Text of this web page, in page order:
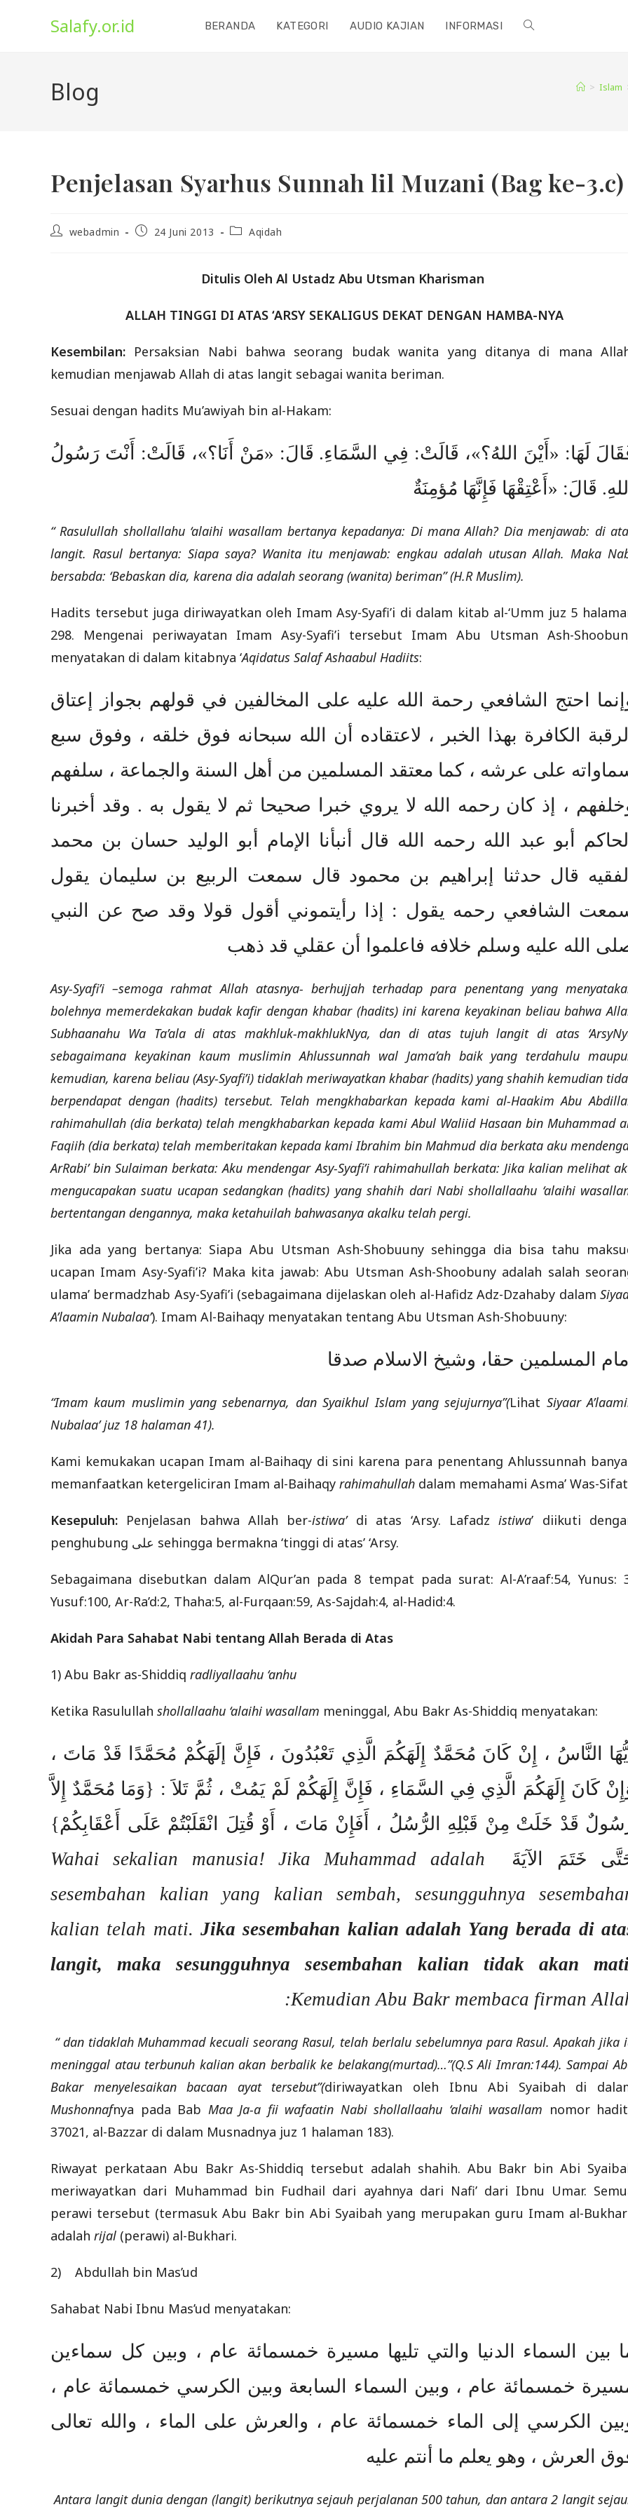
Salafy.or.id BERANDA KATEGORI AUDIO KAJIAN INFORMASI TOGGLE
Blog > Islam
Penjelasan Syarhus Sunnah lil Muzani (Bag ke-3.c)
Postwebadmin
Post24 Juni 2013
PostAqidah
Ditulis Oleh Al Ustadz Abu Utsman Kharisman
ALLAH TINGGI DI ATAS ‘ARSY SEKALIGUS DEKAT DENGAN HAMBA-NYA
Kesembilan: Persaksian Nabi bahwa seorang budak wanita yang ditanya di mana
kemudian menjawab Allah di atas langit sebagai wanita beriman.
Sesuai dengan hadits Mu’awiyah bin al-Hakam:
لَهَا: «أَيْنَ اللهُ؟»، قَالَتْ: فِي السَّمَاءِ. قَالَ: «مَنْ أَنَا؟»، قَالَتْ: أَنْتَ رَسُولُ
اللهِ. قَالَ: «أَعْتِقْهَا فَإِنَّهَا مُؤمِنَةٌ
“ Rasulullah shollallahu ‘alaihi wasallam bertanya kepadanya: Di mana Allah? Dia menjawab: di
langit. Rasul bertanya: Siapa saya? Wanita itu menjawab: engkau adalah utusan Allah. Maka
bersabda: ‘Bebaskan dia, karena dia adalah seorang (wanita) beriman” (H.R Muslim).
Hadits tersebut juga diriwayatkan oleh Imam Asy-Syafi’i di dalam kitab al-‘Umm juz 5
298. Mengenai periwayatan Imam Asy-Syafi’i tersebut Imam Abu Utsman Ash-
menyatakan di dalam kitabnya ‘Aqidatus Salaf Ashaabul Hadiits:
احتج الشافعي رحمة الله عليه على المخالفين في قولهم بجواز إعتاق
الرقبة الكافرة بهذا الخبر ، لاعتقاده أن الله سبحانه فوق خلقه ، وفوق سبع
على عرشه ، كما معتقد المسلمين من أهل السنة والجماعة ، سلفهم
، إذ كان رحمه الله لا يروي خبرا صحيحا ثم لا يقول به . وقد أخبرنا
الحاكم أبو عبد الله رحمه الله قال أنبأنا الإمام أبو الوليد حسان بن محمد
الفقيه قال حدثنا إبراهيم بن محمود قال سمعت الربيع بن سليمان يقول
الشافعي رحمه يقول : إذا رأيتموني أقول قولا وقد صح عن النبي
الله عليه وسلم خلافه فاعلموا أن عقلي قد ذهب
Asy-Syafi’i –semoga rahmat Allah atasnya- berhujjah terhadap para penentang yang
bolehnya memerdekakan budak kafir dengan khabar (hadits) ini karena keyakinan beliau bahwa
Subhaanahu Wa Ta’ala di atas makhluk-makhlukNya, dan di atas tujuh langit di atas
sebagaimana keyakinan kaum muslimin Ahlussunnah wal Jama’ah baik yang terdahulu
kemudian, karena beliau (Asy-Syafi’i) tidaklah meriwayatkan khabar (hadits) yang shahih kemudian
berpendapat dengan (hadits) tersebut. Telah mengkhabarkan kepada kami al-Haakim Abu
rahimahullah (dia berkata) telah mengkhabarkan kepada kami Abul Waliid Hasaan bin Muhammad
Faqiih (dia berkata) telah memberitakan kepada kami Ibrahim bin Mahmud dia berkata aku
ArRabi’ bin Sulaiman berkata: Aku mendengar Asy-Syafi’i rahimahullah berkata: Jika kalian melihat
mengucapakan suatu ucapan sedangkan (hadits) yang shahih dari Nabi shollallaahu ‘alaihi
bertentangan dengannya, maka ketahuilah bahwasanya akalku telah pergi.
Jika ada yang bertanya: Siapa Abu Utsman Ash-Shobuuny sehingga dia bisa tahu
ucapan Imam Asy-Syafi’i? Maka kita jawab: Abu Utsman Ash-Shoobuny adalah salah
ulama’ bermadzhab Asy-Syafi’i (sebagaimana dijelaskan oleh al-Hafidz Adz-Dzahaby dalam
A’laamin Nubalaa’). Imam Al-Baihaqy menyatakan tentang Abu Utsman Ash-Shobuuny:
إمام المسلمين حقا، وشيخ الاسلام صدقا
“Imam kaum muslimin yang sebenarnya, dan Syaikhul Islam yang sejujurnya”(Lihat Siyaar
Nubalaa’ juz 18 halaman 41).
Kami kemukakan ucapan Imam al-Baihaqy di sini karena para penentang Ahlussunnah
memanfaatkan ketergeliciran Imam al-Baihaqy rahimahullah dalam memahami Asma’ Was-
Kesepuluh: Penjelasan bahwa Allah ber-istiwa’ di atas ‘Arsy. Lafadzistiwa’ diikuti
penghubung على sehingga bermakna ‘tinggi di atas’ ‘Arsy.
Sebagaimana disebutkan dalam AlQur’an pada 8 tempat pada surat: Al-A’raaf:54, Yunus:
Yusuf:100, Ar-Ra’d:2, Thaha:5, al-Furqaan:59, As-Sajdah:4, al-Hadid:4.
Akidah Para Sahabat Nabi tentang Allah Berada di Atas
1) Abu Bakr as-Shiddiq radliyallaahu ‘anhu
Ketika Rasulullah shollallaahu ‘alaihi wasallam meninggal, Abu Bakr As-Shiddiq menyatakan:
أَيُّهَا النَّاسُ ، إِنْ كَانَ مُحَمَّدٌ إِلَهَكُمَ الَّذِي تَعْبُدُونَ ، فَإِنَّ إلَهَكُمْ مُحَمَّدًا قَدْ مَاتَ ،
كَانَ إِلَهَكُمَ الَّذِي فِي السَّمَاءِ ، فَإِنَّ إِلَهَكُمْ لَمْ يَمُتْ ، ثُمَّ تَلاَ : {وَمَا مُحَمَّدٌ إِلاَّ
قَدْ خَلَتْ مِنْ قَبْلِهِ الرُّسُلُ ، أَفَإِنْ مَاتَ ، أَوْ قُتِلَ انْقَلَبْتُمْ عَلَى أَعْقَابِكُمْ}
خَتَمَ الآيَةَ
Wahai sekalian manusia! Jika Muhammad adalah
sesembahan kalian yang kalian sembah, sesungguhnya
kalian telah mati. Jika sesembahan kalian adalah Yang berada di
langit, maka sesungguhnya sesembahan kalian tidak akan
Kemudian Abu Bakr membaca firman
“ dan tidaklah Muhammad kecuali seorang Rasul, telah berlalu sebelumnya para Rasul. Apakah jika
meninggal atau terbunuh kalian akan berbalik ke belakang(murtad)…”(Q.S Ali Imran:144). Sampai
Bakar menyelesaikan bacaan ayat tersebut”(diriwayatkan oleh Ibnu Abi Syaibah di
Mushonnafnya pada Bab Maa Ja-a fii wafaatin Nabi shollallaahu ‘alaihi wasallam nomor
37021, al-Bazzar di dalam Musnadnya juz 1 halaman 183).
Riwayat perkataan Abu Bakr As-Shiddiq tersebut adalah shahih. Abu Bakr bin Abi
meriwayatkan dari Muhammad bin Fudhail dari ayahnya dari Nafi’ dari Ibnu Umar.
perawi tersebut (termasuk Abu Bakr bin Abi Syaibah yang merupakan guru Imam al-
adalah rijal (perawi) al-Bukhari.
2) Abdullah bin Mas’ud
Sahabat Nabi Ibnu Mas’ud menyatakan:
بين السماء الدنيا والتي تليها مسيرة خمسمائة عام ، وبين كل سماءين
خمسمائة عام ، وبين السماء السابعة وبين الكرسي خمسمائة عام ،
الكرسي إلى الماء خمسمائة عام ، والعرش على الماء ، والله تعالى
العرش ، وهو يعلم ما أنتم عليه
Antara langit dunia dengan (langit) berikutnya sejauh perjalanan 500 tahun, dan antara 2 langit